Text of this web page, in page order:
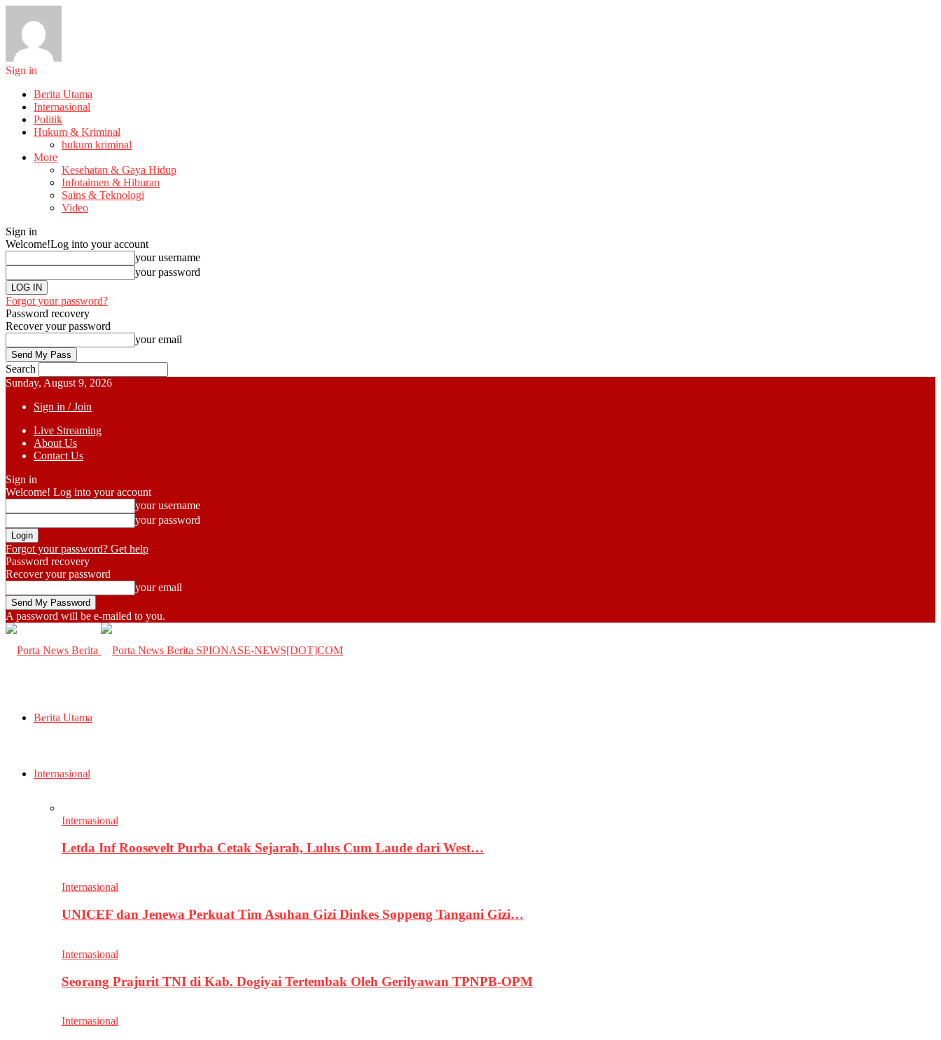
Sign in
Berita Utama
Internasional
Politik
Hukum & Kriminal
hukum kriminal
More
Kesehatan & Gaya Hidup
Infotaimen & Hiburan
Sains & Teknologi
Video
Sign in
Welcome!Log into your account
your username
your password
Forgot your password?
Password recovery
Recover your password
your email
Search
Sunday, August 9, 2026
Sign in / Join
Live Streaming
About Us
Contact Us
Sign in
Welcome! Log into your account
your username
your password
Forgot your password? Get help
Password recovery
Recover your password
your email
A password will be e-mailed to you.
SPIONASE-NEWS[DOT]COM
Berita Utama
Internasional
Internasional
Letda Inf Roosevelt Purba Cetak Sejarah, Lulus Cum Laude dari West…
Internasional
UNICEF dan Jenewa Perkuat Tim Asuhan Gizi Dinkes Soppeng Tangani Gizi…
Internasional
Seorang Prajurit TNI di Kab. Dogiyai Tertembak Oleh Gerilyawan TPNPB-OPM
Internasional